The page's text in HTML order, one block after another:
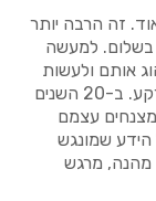
זה הרבה יותר
בשלום. למעשה
אותם ולעשות
תמרונים מטורפים באוויר, עד לנחיתה על הקרקע. ב-20 השנים
עצמם
שמונגש
מהנה, מרגש